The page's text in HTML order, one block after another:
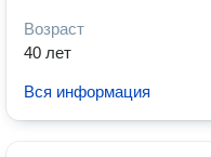
Возраст
40 лет
Вся информация